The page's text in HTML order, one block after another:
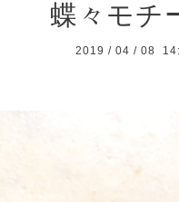
蝶々モチ
2019 / 04 / 08